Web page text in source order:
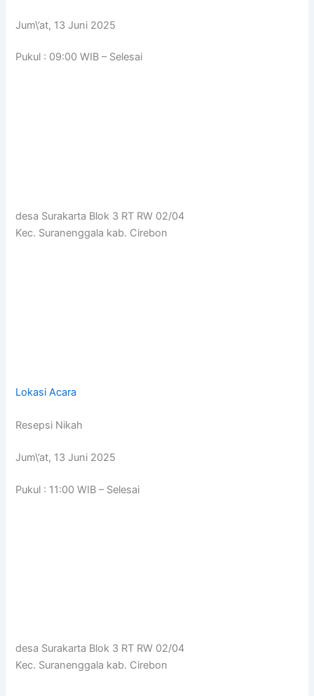
Jum\’at, 13 Juni 2025
Pukul : 09:00 WIB – Selesai
desa Surakarta Blok 3 RT RW 02/04
Kec. Suranenggala kab. Cirebon
Lokasi Acara
Resepsi Nikah
Jum\’at, 13 Juni 2025
Pukul : 11:00 WIB – Selesai
desa Surakarta Blok 3 RT RW 02/04
Kec. Suranenggala kab. Cirebon